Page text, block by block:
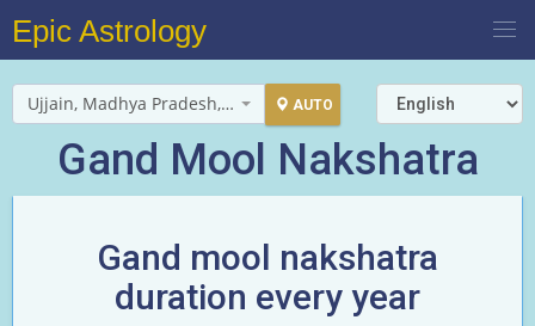
Epic Astrology
Ujjain, Madhya Pradesh, India AUTO
Gand Mool Nakshatra
Gand mool nakshatra
duration every year